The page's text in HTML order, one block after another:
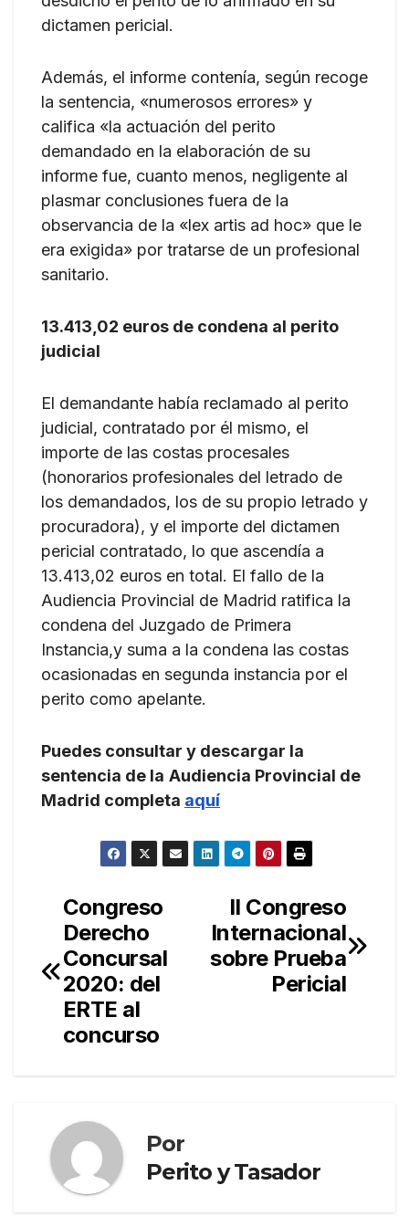
dictamen pericial.
Además, el informe contenía, según recoge
la sentencia, «numerosos errores» y
califica «la actuación del perito
demandado en la elaboración de su
informe fue, cuanto menos, negligente al
plasmar conclusiones fuera de la
observancia de la «lex artis ad hoc» que le
era exigida» por tratarse de un profesional
sanitario.
13.413,02 euros de condena al perito
judicial
El demandante había reclamado al perito
judicial, contratado por él mismo, el
importe de las costas procesales
(honorarios profesionales del letrado de
los demandados, los de su propio letrado y
procuradora), y el importe del dictamen
pericial contratado, lo que ascendía a
13.413,02 euros en total. El fallo de la
Audiencia Provincial de Madrid ratifica la
condena del Juzgado de Primera
Instancia,y suma a la condena las costas
ocasionadas en segunda instancia por el
perito como apelante.
Puedes consultar y descargar la
sentencia de la Audiencia Provincial de
Madrid completa aquí
Navegación
de
entradas
II Congreso
Internacional
sobre Prueba
Pericial
Congreso
Derecho
Concursal
2020: del
ERTE al
concurso
Por
Perito y Tasador